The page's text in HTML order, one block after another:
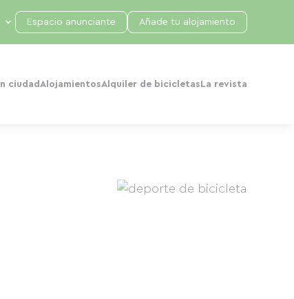
ciudad AlojamientosAlquiler de bicicletas La revista
Espacio anunciante Añade tu alojamiento